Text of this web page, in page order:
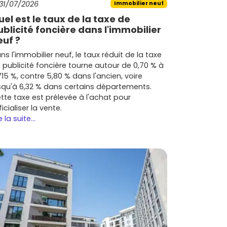
07/2026 Immobilier neuf
est le taux de la taxe de
foncière dans l'immobilier
?
l'immobilier neuf, le taux réduit de la taxe
publicité foncière tourne autour de 0,70 % à
%, contre 5,80 % dans l'ancien, voire
6,32 % dans certains départements.
taxe est prélevée à l'achat pour
la vente.
la suite...